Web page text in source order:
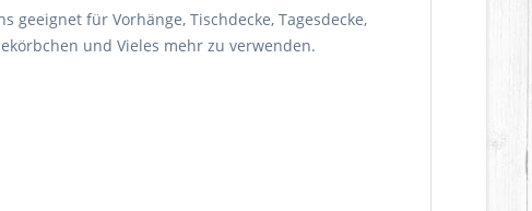
für Vorhänge, Tischdecke, Tagesdecke,
und Vieles mehr zu verwenden.